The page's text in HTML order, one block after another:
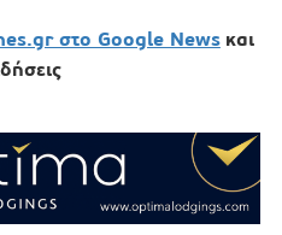
στο Google News και